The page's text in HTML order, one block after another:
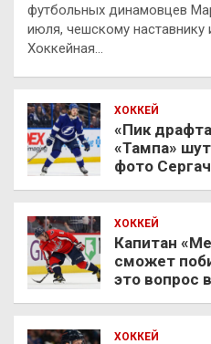
футбольных динамовцев
июля, чешскому наставнику
Хоккейная…
ХОККЕЙ
«Пик
«Тампа»
фото
ХОККЕЙ
Капитан
сможет
это вопрос
ХОККЕЙ